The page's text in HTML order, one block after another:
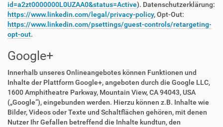
id=a2zt0000000L0UZAA0&status=Active). Datenschutzerklärung:
https://www.linkedin.com/legal/privacy-policy, Opt-Out:
https://www.linkedin.com/psettings/guest-controls/retargeting-
opt-out.
Google+
Innerhalb unseres Onlineangebotes können Funktionen und
Inhalte der Plattform Google+, angeboten durch die Google LLC,
1600 Amphitheatre Parkway, Mountain View, CA 94043, USA
(„Google“), eingebunden werden. Hierzu können z.B. Inhalte wie
Bilder, Videos oder Texte und Schaltflächen gehören, mit denen
Nutzer Ihr Gefallen betreffend die Inhalte kundtun, den